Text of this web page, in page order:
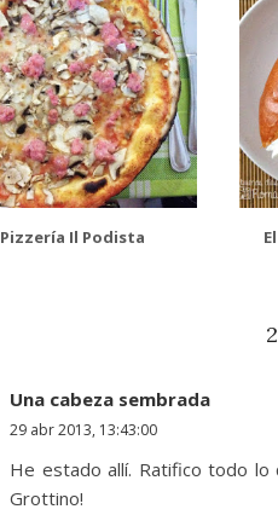
Pizzería Il Podista
Una cabeza sembrada
29 abr 2013, 13:43:00
He estado allí. Ratifico todo lo
Grottino!